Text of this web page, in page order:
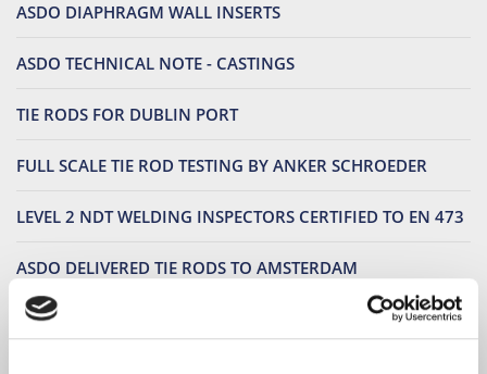
ASDO DIAPHRAGM WALL INSERTS
ASDO TECHNICAL NOTE - CASTINGS
TIE RODS FOR DUBLIN PORT
FULL SCALE TIE ROD TESTING BY ANKER SCHROEDER
LEVEL 2 NDT WELDING INSPECTORS CERTIFIED TO EN 473
ASDO DELIVERED TIE RODS TO AMSTERDAM
KARL-HEINZ BOLTE - 40 YEARS OF RELIABLE AND VALUED
EFFORT